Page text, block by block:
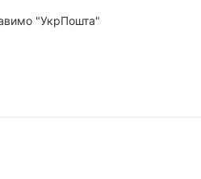
"УкрПошта"